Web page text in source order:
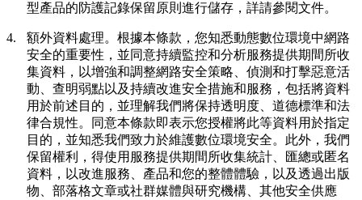
型產品的防護記錄保留原則進行儲存，詳請參閱文件。
4. 額外資料處理。 根據本條款，您知悉動態數位環境中網路
安全的重要性，並同意持續監控和分析服務提供期間所收
集資料，以增強和調整網路安全策略、偵測和打擊惡意活
動、查明弱點以及持續改進安全措施和服務，包括將資料
用於前述目的，並理解我們將保持透明度、道德標準和法
律合規性。同意本條款即表示您授權將此等資料用於指定
目的，並知悉我們致力於維護數位環境安全。此外，我們
保留權利，得使用服務提供期間所收集統計、匯總或匿名
資料，以改進服務、產品和您的整體體驗，以及透過出版
物、部落格文章或社群媒體與研究機構、其他安全供應